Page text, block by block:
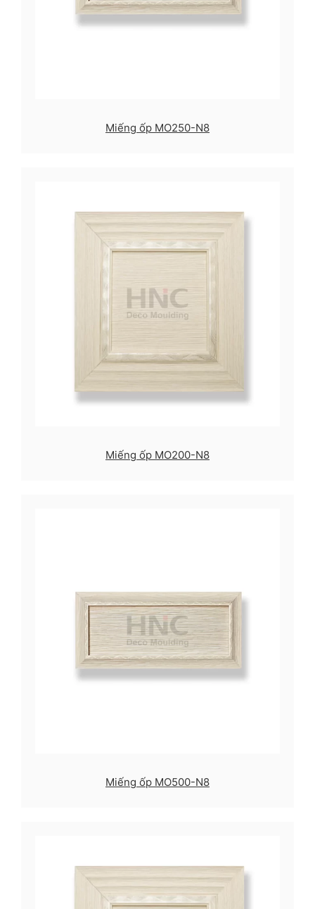
Miếng ốp MO250-N8
Miếng ốp MO200-N8
Miếng ốp MO500-N8